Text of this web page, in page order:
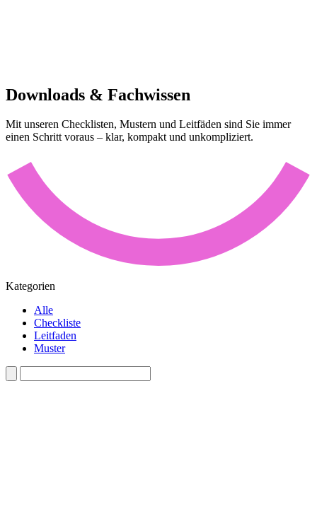
Downloads & Fachwissen
Mit unseren Checklisten, Mustern und Leitfäden sind Sie immer
einen Schritt voraus – klar, kompakt und unkompliziert.
Kategorien
Alle
Checkliste
Leitfaden
Muster